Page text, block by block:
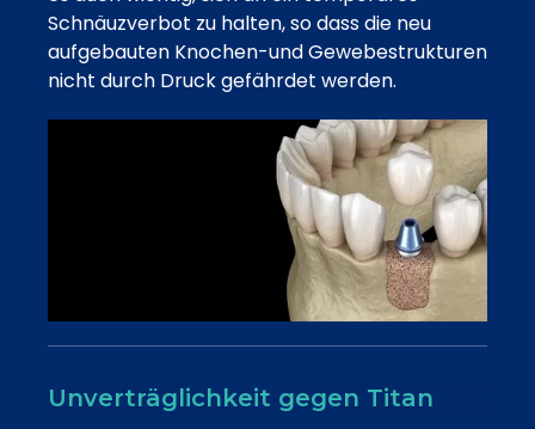
Schnäuzverbot zu halten, so dass die neu
aufgebauten Knochen-und Gewebestrukturen
nicht durch Druck gefährdet werden.
Unverträglichkeit gegen Titan